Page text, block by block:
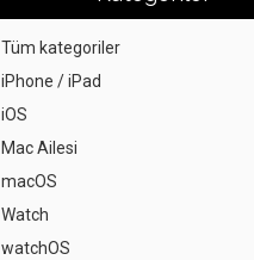
Tüm kategoriler
iPhone / iPad
iOS
Mac Ailesi
macOS
Watch
watchOS